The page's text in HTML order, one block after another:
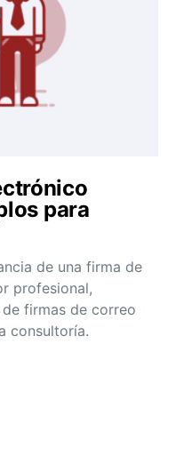
para
de una firma de
profesional,
firmas de correo
consultoría.